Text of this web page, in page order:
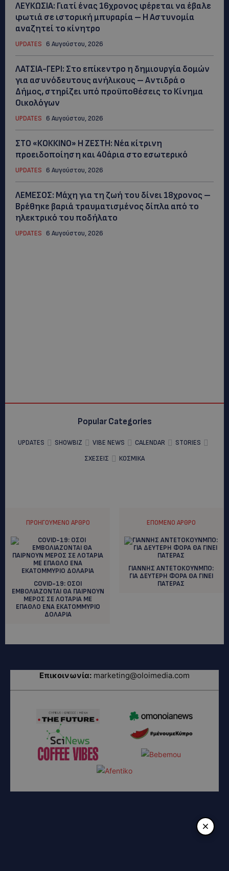
ΛΕΥΚΩΣΙΑ: Γιατί ένας 16χρονος φέρεται να έβαλε
φωτιά σε ιστορική μπυραρία – Η Αστυνομία
αναζητεί το κίνητρο
UPDATES 6 Αυγούστου, 2026
ΛΑΤΣΙΑ-ΓΕΡΙ: Στο επίκεντρο η δημιουργία δομών
για ασυνόδευτους ανήλικους – Αντιδρά ο
Δήμος, στηρίζει υπό προϋποθέσεις το Κίνημα
Οικολόγων
UPDATES 6 Αυγούστου, 2026
ΣΤΟ «ΚΟΚΚΙΝΟ» Η ΖΕΣΤΗ: Νέα κίτρινη
προειδοποίηση και 40άρια στο εσωτερικό
UPDATES 6 Αυγούστου, 2026
ΛΕΜΕΣΟΣ: Μάχη για τη ζωή του δίνει 18χρονος –
Βρέθηκε βαριά τραυματισμένος δίπλα από το
ηλεκτρικό του ποδήλατο
UPDATES 6 Αυγούστου, 2026
Popular Categories
UPDATES SHOWBIZ VIBE NEWS CALENDAR
STORIES
ΣΧΕΣΕΙΣ
ΚΟΣΜΙΚΑ
ΠΡΟΗΓΟΎΜΕΝΟ ΆΡΘΡΟ
COVID-19: ΟΣΟΙ
ΕΜΒΟΛΙΑΖΟΝΤΑΙ ΘΑ ΠΑΙΡΝΟΥΝ
ΜΕΡΟΣ ΣΕ ΛΟΤΑΡΙΑ ΜΕ
ΕΠΑΘΛΟ ΕΝΑ ΕΚΑΤΟΜΜΥΡΙΟ
ΔΟΛΑΡΙΑ
ΕΠΌΜΕΝΟ ΆΡΘΡΟ
ΓΙΑΝΝΗΣ ΑΝΤΕΤΟΚΟΥΝΜΠΟ:
ΓΙΑ ΔΕΥΤΕΡΗ ΦΟΡΑ ΘΑ ΓΙΝΕΙ
ΠΑΤΕΡΑΣ
Επικοινωνία: marketing@oloimedia.com